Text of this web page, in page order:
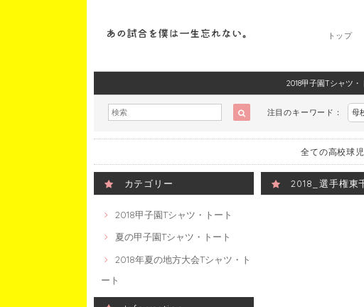
トップ
2018甲子園Tシャツ・
注目のキーワード： 母
全ての高校球
カテゴリー
2018甲子園Tシャツ・トート
夏の甲子園Tシャツ・トート
2018年夏の地方大会Tシャツ・ト
ート
2018_選手権東